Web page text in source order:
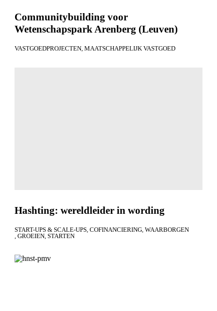
Communitybuilding voor
Wetenschapspark Arenberg (Leuven)
VASTGOEDPROJECTEN MAATSCHAPPELIJK VASTGOED
Hashting: wereldleider in wording
START-UPS & SCALE-UPS COFINANCIERING WAARBORGEN
GROEIEN STARTEN